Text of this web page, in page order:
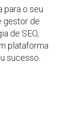
para o seu
gestor de
de SEO,
plataforma
sucesso.